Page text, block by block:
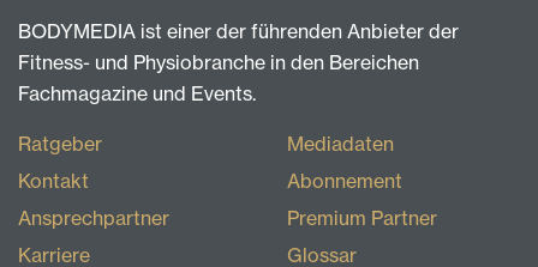
BODYMEDIA ist einer der führenden Anbieter der
Fitness- und Physiobranche in den Bereichen
Fachmagazine und Events.
Ratgeber
Kontakt
Ansprechpartner
Karriere
Mediadaten
Abonnement
Premium Partner
Glossar